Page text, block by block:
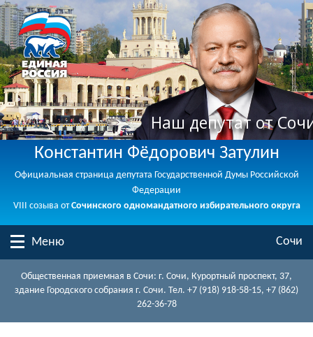
Наш депутат от
Константин Фёдорович Затулин
Официальная страница депутата Государственной Думы Российской
Федерации
VIII созыва отСочинского одномандатного избирательного округа
Меню Сочи
Общественная приемная в Сочи: г. Сочи, Курортный проспект, 37,
здание Городского собрания г. Сочи. Тел. +7 (918) 918-58-15, +7 (862)
262-36-78